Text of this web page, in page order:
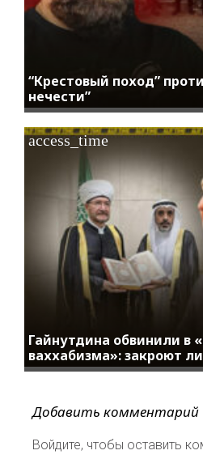
“Крестовый поход”
нечести”
Гайнутдина обвинили в
ваххабизма»: закроют
access_time
Добавить комментарий
Войдите, чтобы оставить